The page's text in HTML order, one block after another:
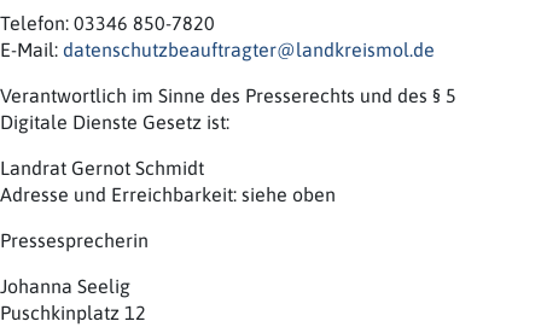
Telefon: 03346 850-7820
E-Mail: datenschutzbeauftragter@landkreismol.de
Verantwortlich im Sinne des Presserechts und des § 5
Digitale Dienste Gesetz ist:
Landrat Gernot Schmidt
Adresse und Erreichbarkeit: siehe oben
Pressesprecherin
Johanna Seelig
Puschkinplatz 12